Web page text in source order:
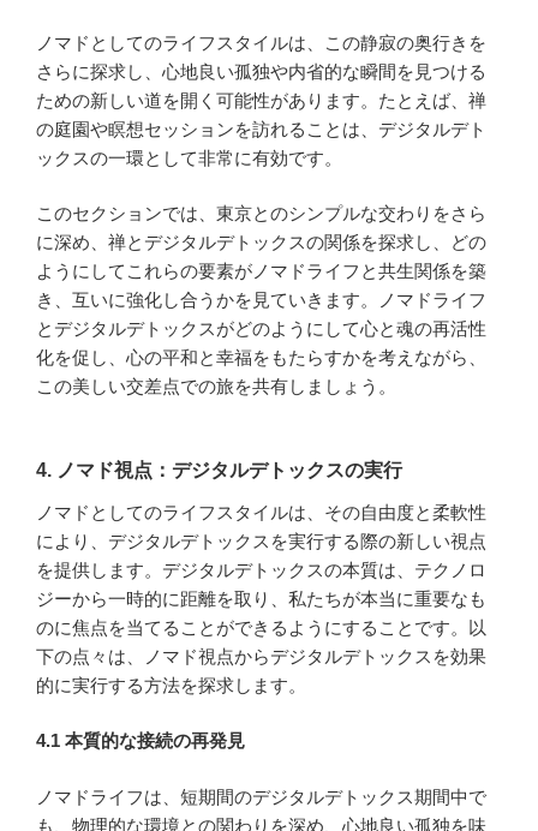
ノマドとしてのライフスタイルは、この静寂の奥行きを
さらに探求し、心地良い孤独や内省的な瞬間を見つける
ための新しい道を開く可能性があります。たとえば、禅
の庭園や瞑想セッションを訪れることは、デジタルデト
ックスの一環として非常に有効です。
このセクションでは、東京とのシンプルな交わりをさら
に深め、禅とデジタルデトックスの関係を探求し、どの
ようにしてこれらの要素がノマドライフと共生関係を築
き、互いに強化し合うかを見ていきます。ノマドライフ
とデジタルデトックスがどのようにして心と魂の再活性
化を促し、心の平和と幸福をもたらすかを考えながら、
この美しい交差点での旅を共有しましょう。
4. ノマド視点：デジタルデトックスの実行
ノマドとしてのライフスタイルは、その自由度と柔軟性
により、デジタルデトックスを実行する際の新しい視点
を提供します。デジタルデトックスの本質は、テクノロ
ジーから一時的に距離を取り、私たちが本当に重要なも
のに焦点を当てることができるようにすることです。以
下の点々は、ノマド視点からデジタルデトックスを効果
的に実行する方法を探求します。
4.1 本質的な接続の再発見
ノマドライフは、短期間のデジタルデトックス期間中で
も、物理的な環境との関わりを深め、心地良い孤独を味